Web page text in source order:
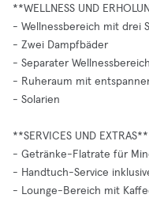
**WELLNESS UND
- Wellnessbereich mit drei
- Zwei Dampfbäder
- Separater
- Ruheraum mit
- Solarien
**SERVICES UND EXTRAS**
- Getränke-Flatrate für
- Handtuch-Service
- Lounge-Bereich mit